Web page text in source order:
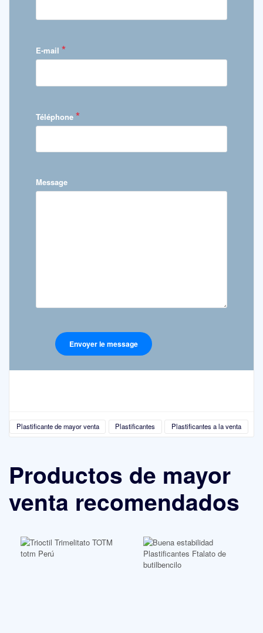
E-mail *
Téléphone *
Message
Plastificante de mayor venta Plastificantes Plastificantes a la venta
Productos de mayor
venta recomendados